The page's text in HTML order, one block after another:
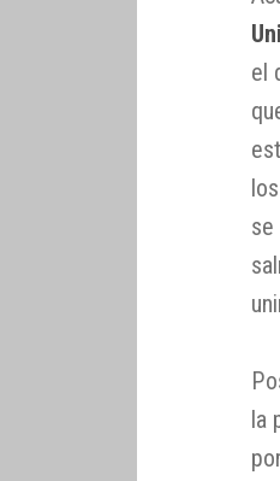
el
se
la